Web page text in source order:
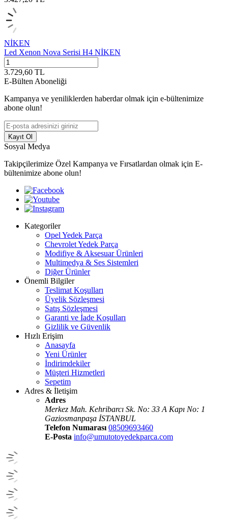
NİKEN
Led Xenon Nova Serisi H4 NİKEN
3.729,60 TL
E-Bülten Aboneliği
Kampanya ve yeniliklerden haberdar olmak için e-bültenimize
abone olun!
Kayıt Ol
Sosyal Medya
Takipçilerimize Özel Kampanya ve Fırsatlardan olmak için E-
bültenimize abone olun!
Kategoriler
Opel Yedek Parça
Chevrolet Yedek Parça
Modifiye & Aksesuar Ürünleri
Multimedya & Ses Sistemleri
Diğer Ürünler
Önemli Bilgiler
Teslimat Koşulları
Üyelik Sözleşmesi
Satış Sözleşmesi
Garanti ve İade Koşulları
Gizlilik ve Güvenlik
Hızlı Erişim
Anasayfa
Yeni Ürünler
İndirimdekiler
Müşteri Hizmetleri
Sepetim
Adres & İletişim
Adres
Merkez Mah. Kehribarcı Sk. No: 33 A Kapı No: 1
Gaziosmanpaşa İSTANBUL
Telefon Numarası 08509693460
E-Posta info@umutotoyedekparca.com